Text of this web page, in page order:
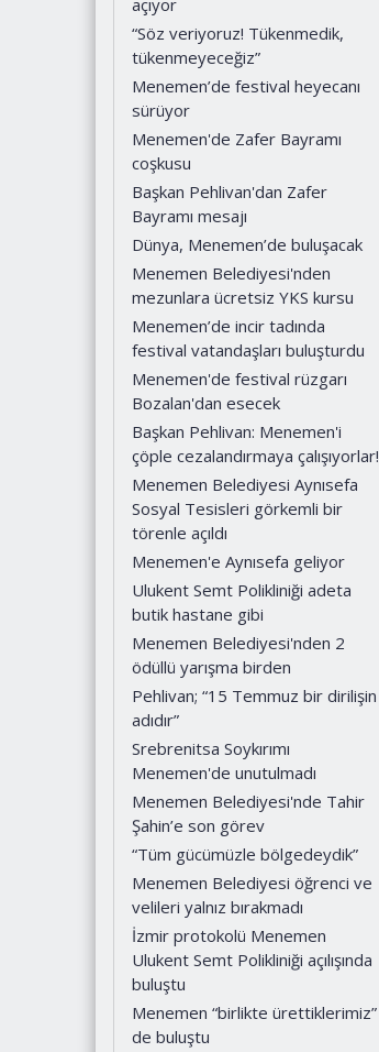
“Söz veriyoruz! Tükenmedik,
tükenmeyeceğiz”
Menemen’de festival heyecanı
sürüyor
Menemen'de Zafer Bayramı
coşkusu
Başkan Pehlivan'dan Zafer
Bayramı mesajı
Dünya, Menemen’de buluşacak
Menemen Belediyesi'nden
mezunlara ücretsiz YKS kursu
Menemen’de incir tadında
festival vatandaşları buluşturdu
Menemen'de festival rüzgarı
Bozalan'dan esecek
Başkan Pehlivan: Menemen'i
çöple cezalandırmaya çalışıyorlar!
Menemen Belediyesi Aynısefa
Sosyal Tesisleri görkemli bir
törenle açıldı
Menemen'e Aynısefa geliyor
Ulukent Semt Polikliniği adeta
butik hastane gibi
Menemen Belediyesi'nden 2
ödüllü yarışma birden
Pehlivan; “15 Temmuz bir dirilişin
adıdır”
Srebrenitsa Soykırımı
Menemen'de unutulmadı
Menemen Belediyesi'nde Tahir
Şahin’e son görev
“Tüm gücümüzle bölgedeydik”
Menemen Belediyesi öğrenci ve
velileri yalnız bırakmadı
İzmir protokolü Menemen
Ulukent Semt Polikliniği açılışında
buluştu
Menemen “birlikte ürettiklerimiz”
de buluştu